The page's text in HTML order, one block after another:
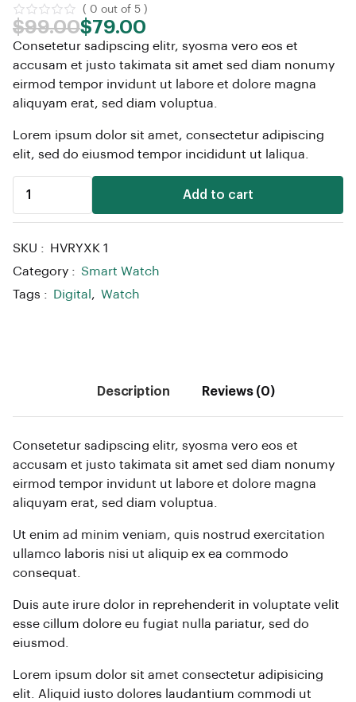
( 0 out of 5 )
$99.00$79.00
Consetetur sadipscing elitr, syosma vero eos et
accusam et justo takimata sit amet sed diam nonumy
eirmod tempor invidunt ut labore et dolore magna
aliquyam erat, sed diam voluptua.
Lorem ipsum dolor sit amet, consectetur adipiscing
elit, sed do eiusmod tempor incididunt ut laliqua.
Add to cart
SKU :
HVRYXK 1
Category : Smart Watch
Tags :
Digital , Watch
Description Reviews (0)
Consetetur sadipscing elitr, syosma vero eos et
accusam et justo takimata sit amet sed diam nonumy
eirmod tempor invidunt ut labore et dolore magna
aliquyam erat, sed diam voluptua.
Ut enim ad minim veniam, quis nostrud exercitation
ullamco laboris nisi ut aliquip ex ea commodo
consequat.
Duis aute irure dolor in reprehenderit in voluptate velit
esse cillum dolore eu fugiat nulla pariatur, sed do
eiusmod.
Lorem ipsum dolor sit amet consectetur adipisicing
elit. Aliquid iusto dolores laudantium commodi ut